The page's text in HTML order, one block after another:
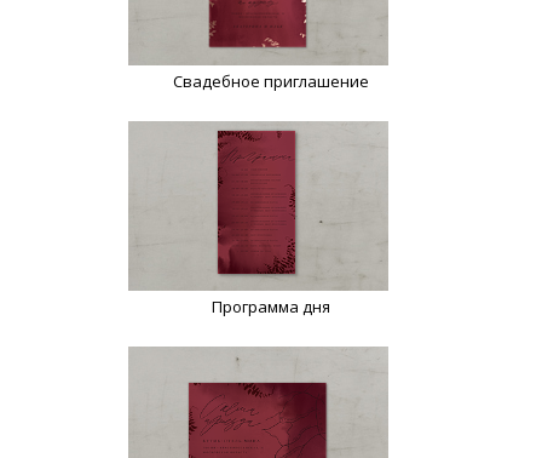
Свадебное приглашение
Программа дня